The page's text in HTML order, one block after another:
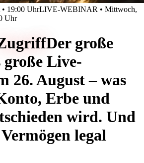
19:00 UhrLIVE-WEBINAR • Mittwoch,
Uhr
Der große
große Live-
26. August – was
Erbe und
wird. Und
legal